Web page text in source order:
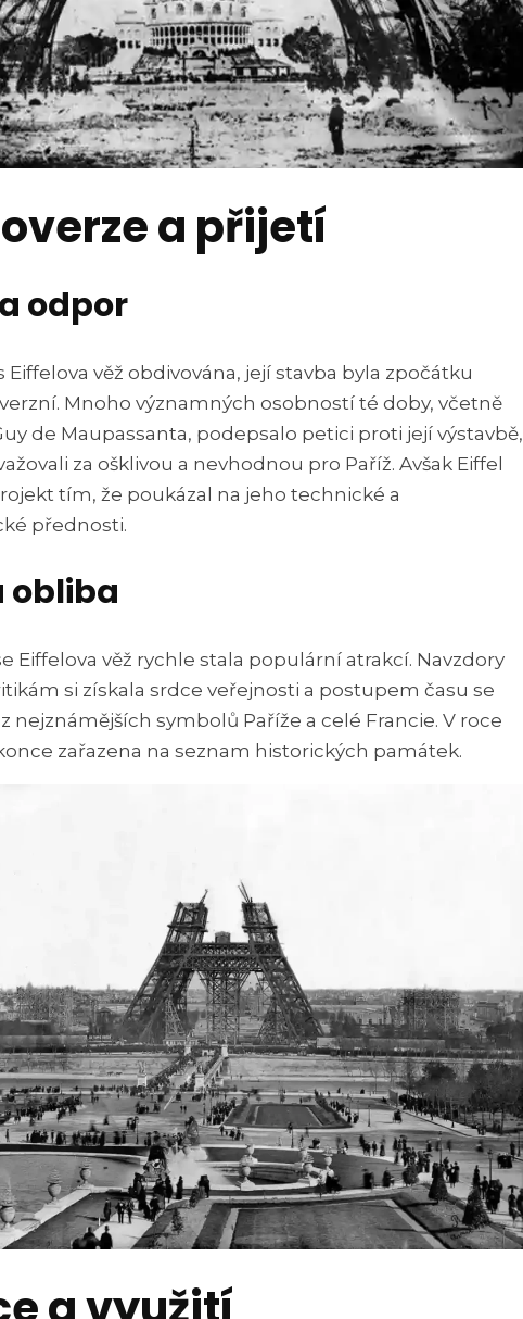
a přijetí
odpor
Eiffelova věž obdivována, její stavba byla zpočátku
Mnoho významných osobností té doby, včetně
de Maupassanta, podepsalo petici proti její výstavbě,
za ošklivou a nevhodnou pro Paříž. Avšak Eiffel
tím, že poukázal na jeho technické a
přednosti.
obliba
Eiffelova věž rychle stala populární atrakcí. Navzdory
si získala srdce veřejnosti a postupem času se
nejznámějších symbolů Paříže a celé Francie. V roce
zařazena na seznam historických památek.